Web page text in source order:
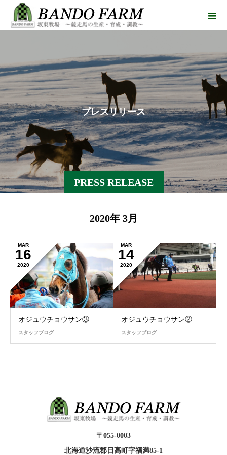
PRESS RELEASE
プレスリリース
2020年 3月
MAR
16
2020
オジュウチョウサン③
スタッフブログ
MAR
14
2020
オジュウチョウサン②
スタッフブログ
〒055-0003
北海道沙流郡日高町字福満85-1